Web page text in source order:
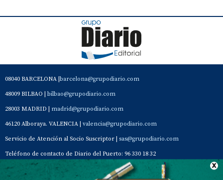
08040 BARCELONA | barcelona@grupodiario.com
48009 BILBAO | bilbao@grupodiario.com
28003 MADRID | madrid@grupodiario.com
46120 Alboraya. VALENCIA | valencia@grupodiario.com
Servicio de Atención al Socio Suscriptor | sas@grupodiario.com
Teléfono de contacto de Diario del Puerto: 96 330 18 32
Contacto Aviso Legal Quiénes somos Política de privacidad